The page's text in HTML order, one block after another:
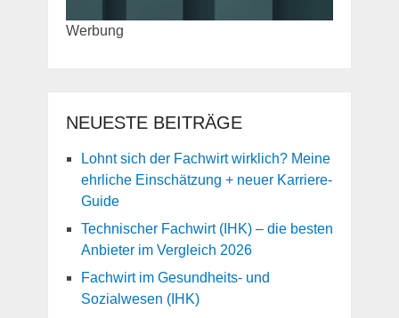
Werbung
NEUESTE BEITRÄGE
Lohnt sich der Fachwirt wirklich? Meine
ehrliche Einschätzung + neuer Karriere-
Guide
Technischer Fachwirt (IHK) – die besten
Anbieter im Vergleich 2026
Fachwirt im Gesundheits- und
Sozialwesen (IHK)